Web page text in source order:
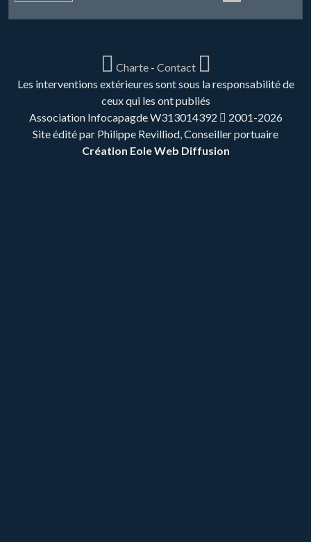
Charte- Contact
Les interventions extérieures sont sous la responsabilité de
ceux qui les ont publiés
Association Infocapagde W313014392
2001-2026
Site édité par Philippe Revilliod, Conseiller portuaire
Création Eole Web Diffusion